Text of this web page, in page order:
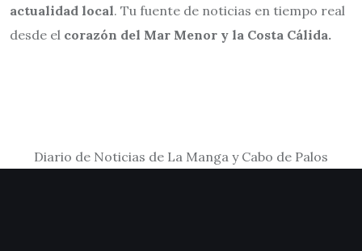
actualidad local. Tu fuente de noticias en tiempo real
desde el corazón del Mar Menor y la Costa Cálida.
Diario de Noticias de La Manga y Cabo de Palos